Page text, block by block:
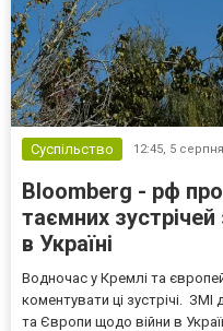
Суспільство 12:45, 5 серпня
Bloomberg - рф
таємних
в Україні
Водночас у Кремлі та
коментувати ці зустрічі.
та Європи щодо війни в